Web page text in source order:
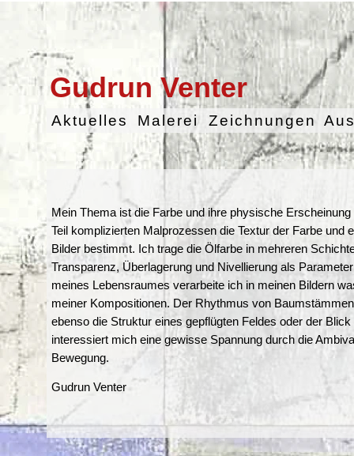
Gudrun Venter
Aktuelles Malerei Zeichnungen
Mein Thema ist die Farbe und ihre physische
Teil komplizierten Malprozessen die Textur der Farbe
Bilder bestimmt. Ich trage die Ölfarbe in mehreren
Transparenz, Überlagerung und Nivellierung als
meines Lebensraumes verarbeite ich in meinen Bildern
meiner Kompositionen. Der Rhythmus von
ebenso die Struktur eines gepflügten Feldes oder der
interessiert mich eine gewisse Spannung durch die
Bewegung.
Gudrun Venter